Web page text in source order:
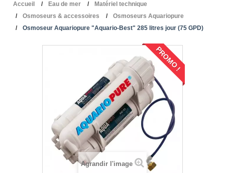
Accueil Eau de mer
Matériel technique
Osmoseurs & accessoires
Osmoseurs Aquariopure
Osmoseur Aquariopure "Aquario-Best" 285 litres jour (75 GPD)
PROMO !
Agrandir l'image